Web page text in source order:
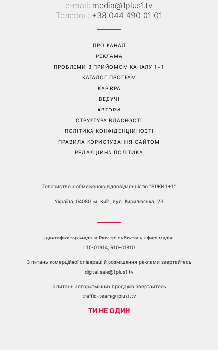
е-mail: media@1plus1.tv
Телефон: +38 044 490 01 01
ПРО КАНАЛ
РЕКЛАМА
ПРОБЛЕМИ З ПРИЙОМОМ КАНАЛУ 1+1
КАТАЛОГ ПРОГРАМ
КАР’ЄРА
ВЕДУЧІ
АВТОРИ
СТРУКТУРА ВЛАСНОСТІ
ПОЛІТИКА КОНФІДЕНЦІЙНОСТІ
ПРАВИЛА КОРИСТУВАННЯ САЙТОМ
РЕДАКЦІЙНА ПОЛІТИКА
Товариство з обмеженою відповідальністю "ВІЖН 1+1"
Україна, 04080, м. Київ, вул. Кирилівська, 23
Ідентифікатор медіа в Реєстрі суб’єктів у сфері медіа:
L10-01914, R10-01810
З питань комерційної співпраці й розміщення реклами звертайтесь
digital.sale@1plus1.tv
З питань алгоритмічних продажів звертайтесь
traffic-team@1plus1.tv
ТИ НЕ ОДИН